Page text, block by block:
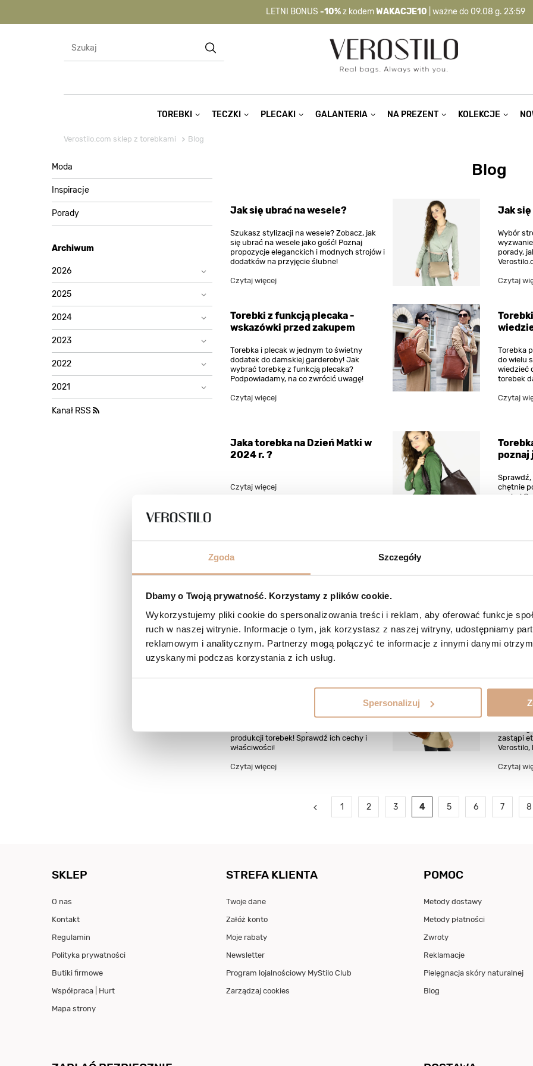
Zgoda Szczegóły
Dbamy o Twoją prywatność. Korzystamy z plików cookie.
Wykorzystujemy pliki cookie do spersonalizowania treści i reklam, aby oferować funkcje
ruch w naszej witrynie. Informacje o tym, jak korzystasz z naszej witryny, udostępniamy
reklamowym i analitycznym. Partnerzy mogą połączyć te informacje z innymi danymi
uzyskanymi podczas korzystania z ich usług.
Spersonalizuj
LETNI BONUS -10%z kodemWAKACJE10 | ważne do 09.08 g. 23:59
WAKACJE10 | nie dotyczy produktów z flagą OKAZJA >
TOREBKI TECZKI PLECAKI GALANTERIA NA PREZENT KOLEKCJE
Verostilo.com sklep z torebkami Blog
Moda
Inspiracje
Porady
Archiwum
2026
2025
2024
2023
2022
2021
Kanał RSS
Blog
Jak się ubrać na wesele?
Szukasz stylizacji na wesele? Zobacz, jak
się ubrać na wesele jako gość! Poznaj
propozycje eleganckich i modnych strojów i
dodatków na przyjęcie ślubne!
Czytaj więcej
Jak się
Wybór
porady,
Czytaj
Torebki z funkcją plecaka -
wskazówki przed zakupem
Torebka i plecak w jednym to świetny
dodatek do damskiej garderoby! Jak
wybrać torebkę z funkcją plecaka?
Podpowiadamy, na co zwrócić uwagę!
Czytaj więcej
Torebka
do wielu
wiedzieć
torebek
Czytaj
Jaka torebka na Dzień Matki w
2024 r. ?
Czytaj więcej
poznaj
Sprawdź,
chętnie
pasku!
Torebka na uczelnię – jak wybrać
Szukasz idealnej torebki na studia?
Sprawdź, czym się kierować, wybierając
praktyczną i atrakcyjną dla oka torebkę na
uczelnię damską i męską!
Czytaj więcej
Jak
idealną
Czytaj
Kilka słów o skórach galanteryjnych!
produkcji torebek! Sprawdź ich cechy i
właściwości!
Czytaj więcej
Szukasz
zastąpi
Verostilo,
Czytaj
1 2 3 4 5 6 7 8
SKLEP
O nas
Kontakt
Regulamin
Polityka prywatności
Butiki firmowe
Współpraca | Hurt
Mapa strony
STREFA KLIENTA
Twoje dane
Załóż konto
Moje rabaty
Newsletter
Program lojalnościowy MyStilo Club
Zarządzaj cookies
POMOC
Metody dostawy
Metody płatności
Zwroty
Reklamacje
Pielęgnacja skóry naturalnej
Blog